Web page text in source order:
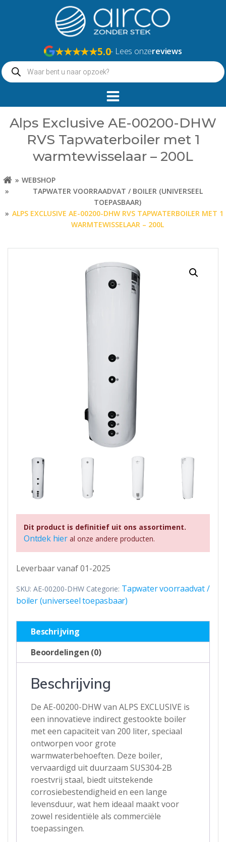
★★★★★5.0- Lees onzereviews
Producten
zoeken
Alps Exclusive AE-00200-DHW
RVS Tapwaterboiler met 1
warmtewisselaar – 200L
WEBSHOP
TAPWATER VOORRAADVAT / BOILER (UNIVERSEEL
TOEPASBAAR)
ALPS EXCLUSIVE AE-00200-DHW RVS TAPWATERBOILER MET 1
WARMTEWISSELAAR – 200L
Dit product is definitief uit ons assortiment.
Ontdek hieral onze andere producten.
Leverbaar vanaf 01-2025
SKU: AE-00200-DHW Categorie: Tapwater voorraadvat /
boiler (universeel toepasbaar)
Beschrijving
Beoordelingen (0)
Beschrijving
De AE-00200-DHW van ALPS EXCLUSIVE is
een innovatieve indirect gestookte boiler
met een capaciteit van 200 liter, speciaal
ontworpen voor grote
warmwaterbehoeften. Deze boiler,
vervaardigd uit duurzaam SUS304-2B
roestvrij staal, biedt uitstekende
corrosiebestendigheid en een lange
levensduur, wat hem ideaal maakt voor
zowel residentiële als commerciële
toepassingen.